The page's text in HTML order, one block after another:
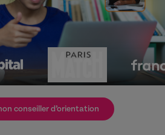
conseiller d’orientation